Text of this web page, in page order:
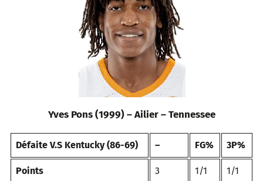
Yves Pons (1999) – Ailier – Tennessee
Défaite V.S Kentucky (86-69) – FG% 3P%
Points 3 1/1 1/1